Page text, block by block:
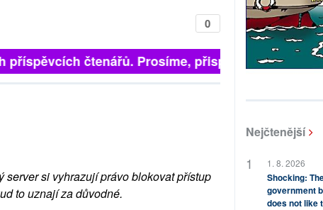
0
příspěvcích čtenářů. Prosíme, přispějte. ➥
server si vyhrazují právo blokovat přístup
to uznají za důvodné.
Nejčtenější
1. 8. 2026
Shocking:
government
does not like